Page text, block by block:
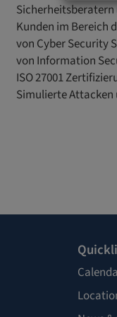
Kunden im Bereich
von Cyber Security
von Information
ISO 27001
Simulierte Attacken